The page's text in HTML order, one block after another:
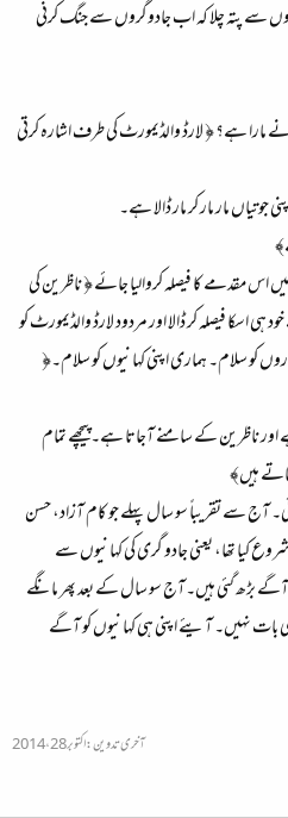
سے پتہ چلا کہ اب جادوگروں سے جنگ کرنی
ہے؟ ﴿ لارڈ والڈیمورٹ کی طرف اشارہ کرتی
مار مار کر مار ڈالا ہے۔
اس مقدمے کا فیصلہ کروالیا جائے ﴿ ناظرین کی
فیصلہ کر ڈالا اور مردود لارڈ والڈیمورٹ کو
کو سلام۔ ہماری اپنی کہانیوں کو سلام۔﴿
ناظرین کے سامنے آجاتا ہے۔پیچھے تمام
ہیں﴾
آج سے تقریباً سو سال پہلے جو کام آزاد، حسن
کیا تھا، یعنی جادو گری کی کہانیوں سے
بڑھ گئی ہیں۔آج سو سال کے بعد پھر مانگے
بات نہیں۔ آیئے اپنی ہی کہانیوں کو آگے
آخری تدوین:اکتوبر 28، 2014